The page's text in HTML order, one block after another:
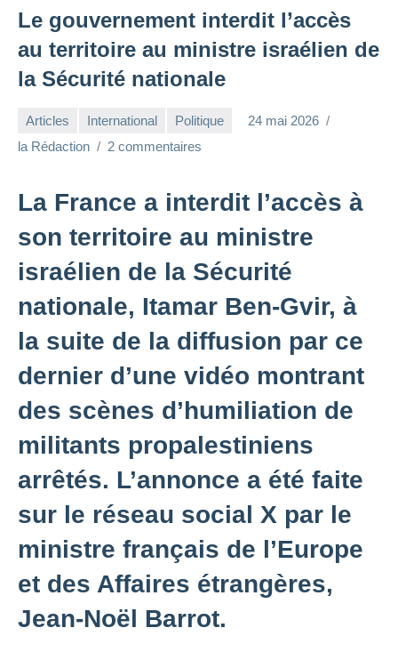
Le gouvernement interdit l’accès
au territoire au ministre israélien de
la Sécurité nationale
Articles International Politique
24 mai 2026
la Rédaction
2 commentaires
La France a interdit l’accès à
son territoire au ministre
israélien de la Sécurité
nationale, Itamar Ben-Gvir, à
la suite de la diffusion par ce
dernier d’une vidéo montrant
des scènes d’humiliation de
militants propalestiniens
arrêtés. L’annonce a été faite
sur le réseau social X par le
ministre français de l’Europe
et des Affaires étrangères,
Jean-Noël Barrot.